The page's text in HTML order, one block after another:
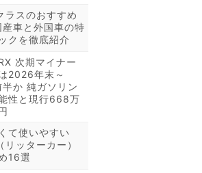
スのおすすめ
車と外国車の特
クを徹底紹介
次期マイナー
2026年末～
か 純ガソリン
性と現行668万
て使いやすい
ッターカー）
16選